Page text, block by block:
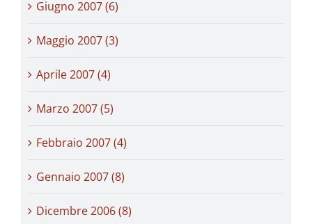
Giugno 2007 (6)
Maggio 2007 (3)
Aprile 2007 (4)
Marzo 2007 (5)
Febbraio 2007 (4)
Gennaio 2007 (8)
Dicembre 2006 (8)